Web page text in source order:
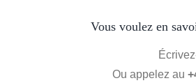
Vous voulez en
Ou appelez au